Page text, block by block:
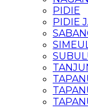
PIDIE
PIDIE